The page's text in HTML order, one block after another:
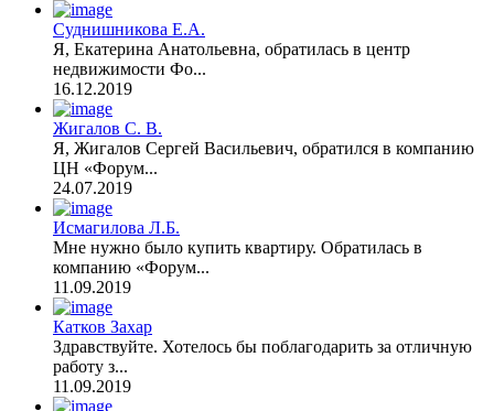
Суднишникова Е.А.
Я, Екатерина Анатольевна, обратилась в центр
недвижимости Фо...
16.12.2019
Жигалов С. В.
Я, Жигалов Сергей Васильевич, обратился в компанию
ЦН «Форум...
24.07.2019
Исмагилова Л.Б.
Мне нужно было купить квартиру. Обратилась в
компанию «Форум...
11.09.2019
Катков Захар
Здравствуйте. Хотелось бы поблагодарить за отличную
работу з...
11.09.2019